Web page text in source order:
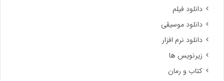
دانلود فیلم
دانلود موسیقی
دانلود نرم افزار
زیرنویس ها
کتاب و رمان